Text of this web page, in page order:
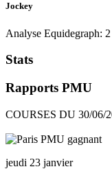
Jockey
Analyse Equidegraph: 2
Stats
Rapports PMU
COURSES DU 30/06/
jeudi 23 janvier